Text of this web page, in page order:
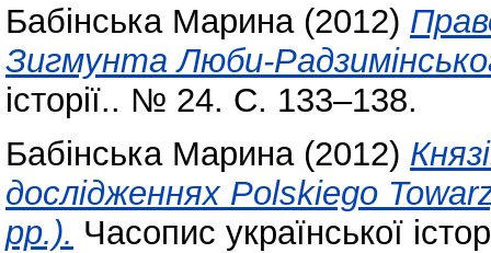
Бабінська Марина(2012)
Зигмунта Люби-
історії.. № 24. С. 133–138.
Бабінська Марина(2012)
дослідженнях Polskiego
рр.). Часопис української